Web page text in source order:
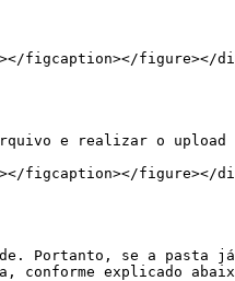
figcaption></figure></
e realizar o upload
figcaption></figure></
Portanto, se a
conforme explicado